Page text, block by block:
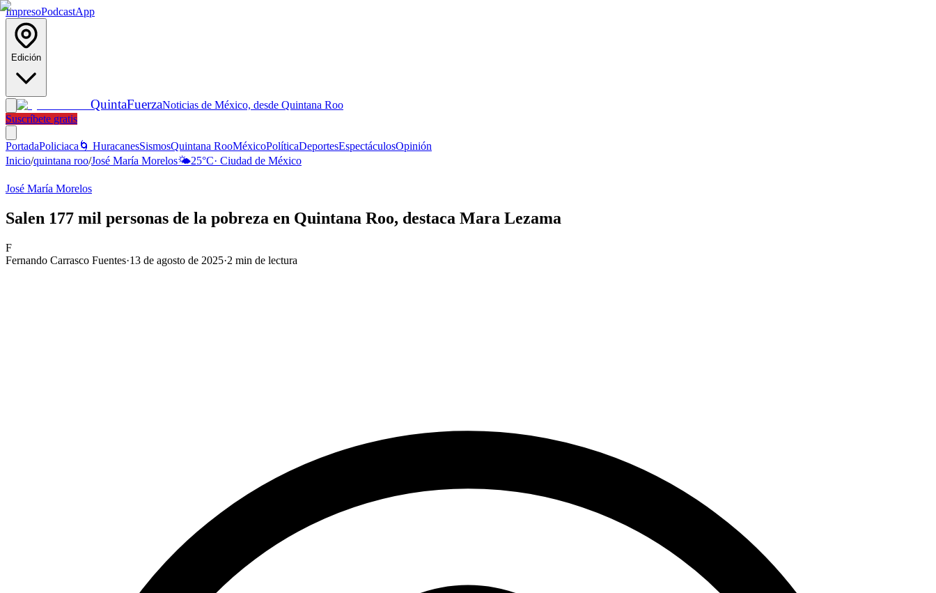
ImpresoPodcastApp
Edición
QuintaFuerzaNoticias de México, desde Quintana Roo
Suscríbete gratis
PortadaPoliciaca 🌀 HuracanesSismosQuintana RooMéxicoPolíticaDeportesEspectáculosOpinión
Inicio/quintana roo/José María Morelos🌤️25°C· Ciudad de México
José María Morelos
Salen 177 mil personas de la pobreza en Quintana Roo, destaca Mara Lezama
F
Fernando Carrasco Fuentes·13 de agosto de 2025·2 min de lectura